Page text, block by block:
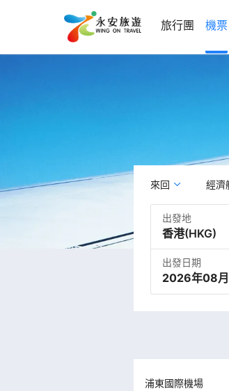
旅行團 機票
來回 經濟
出發地
出發日期
2026年08
浦東國際機場